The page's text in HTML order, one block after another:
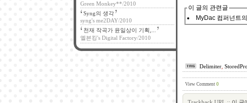
Green Monkey**/2010
Syng의 생각
syng's me2DAY/2010
천재 작곡가 윤일상이 기획,...
엘븐킹's Digital Factory/2010
이 글의 관련글
MyDac 컴퍼넌트
Delimiter,
View Comment 0